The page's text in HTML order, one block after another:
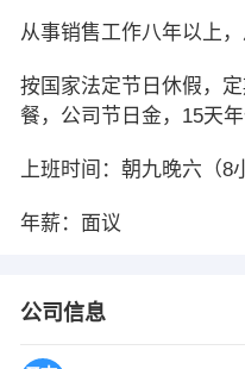
从事销售工作八年以上
按国家法定节日休假，
餐，公司节日金，15天年
上班时间：朝九晚六（8
年薪：面议
公司信息